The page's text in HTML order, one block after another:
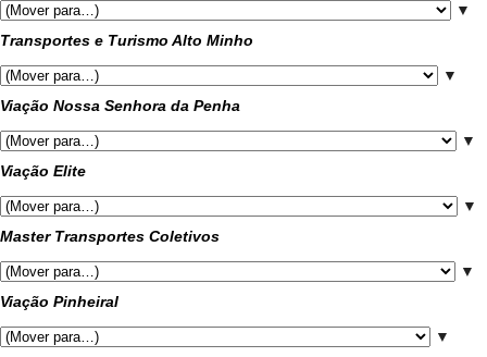
▼
Transportes e Turismo Alto Minho
▼
Viação Nossa Senhora da Penha
▼
Viação Elite
▼
Master Transportes Coletivos
▼
Viação Pinheiral
▼